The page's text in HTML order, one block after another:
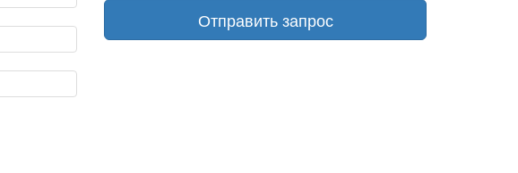
Отправить запрос